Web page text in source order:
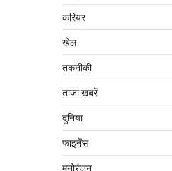
करियर
खेल
तकनीकी
ताजा खबरें
दुनिया
फाइनेंस
मनोरंजन